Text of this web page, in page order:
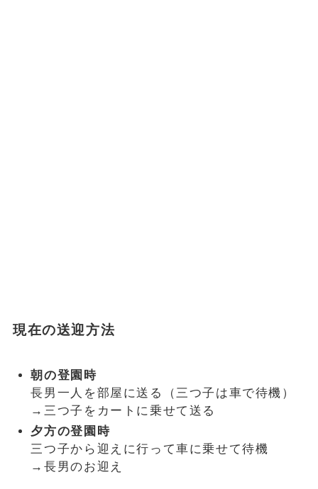
現在の送迎方法
朝の登園時
長男一人を部屋に送る（三つ子は車で待機）
→三つ子をカートに乗せて送る
夕方の登園時
三つ子から迎えに行って車に乗せて待機
→長男のお迎え